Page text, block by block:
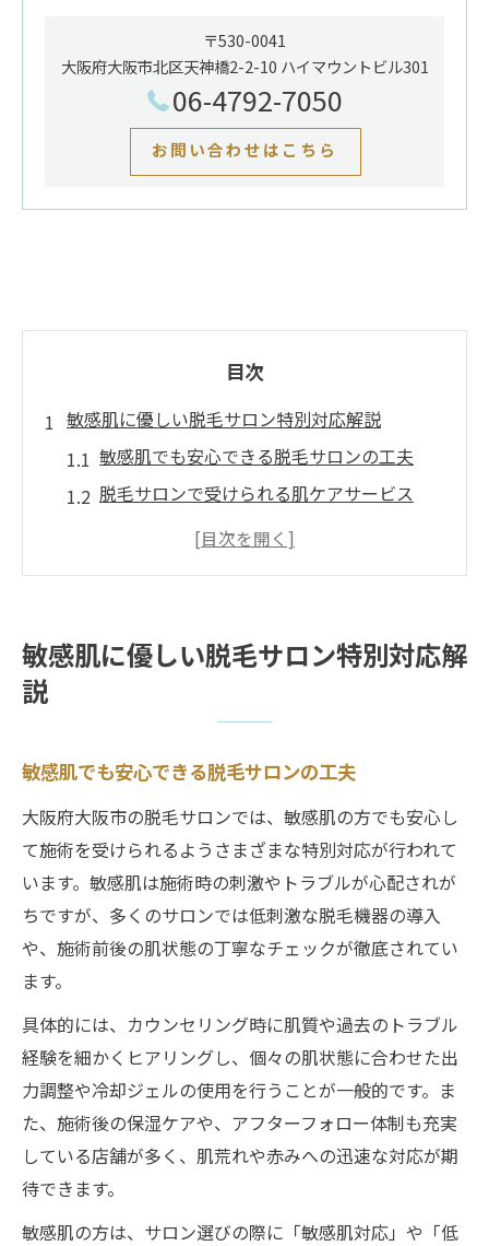
〒530-0041
大阪府大阪市北区天神橋2-2-10 ハイマウントビル301
06-4792-7050
お問い合わせはこちら
目次
敏感肌に優しい脱毛サロン特別対応解説
敏感肌でも安心できる脱毛サロンの工夫
脱毛サロンで受けられる肌ケアサービス
施術時の痛みを軽減する特別対応とは
都度払いプランで無理なく始める方法
都度払い対応脱毛サロンの選び方と比較
都度払い脱毛サロンのメリットと注意点
自分に合う脱毛サロン都度払いの探し方
VIO脱毛の特別対応を徹底比較
VIO脱毛に強い脱毛サロン特別対応とは
脱毛サロンのVIO施術で重視するポイント
VIO脱毛の都度払い対応サロン比較
敏感肌にも対応するVIO脱毛サロン紹介
脱毛サロン選びで安心するポイント伝授
安心できる脱毛サロンの見分け方とは
脱毛サロンの特別対応が安心に繋がる理由
カウンセリング重視の脱毛サロンを選ぶコ
ツ
敏感肌に優しい脱毛サロン特別対応解
説
敏感肌でも安心できる脱毛サロンの工夫
大阪府大阪市の脱毛サロンでは、敏感肌の方でも安心し
て施術を受けられるようさまざまな特別対応が行われて
います。敏感肌は施術時の刺激やトラブルが心配されが
ちですが、多くのサロンでは低刺激な脱毛機器の導入
や、施術前後の肌状態の丁寧なチェックが徹底されてい
ます。
具体的には、カウンセリング時に肌質や過去のトラブル
経験を細かくヒアリングし、個々の肌状態に合わせた出
力調整や冷却ジェルの使用を行うことが一般的です。ま
た、施術後の保湿ケアや、アフターフォロー体制も充実
している店舗が多く、肌荒れや赤みへの迅速な対応が期
待できます。
敏感肌の方は、サロン選びの際に「敏感肌対応」や「低